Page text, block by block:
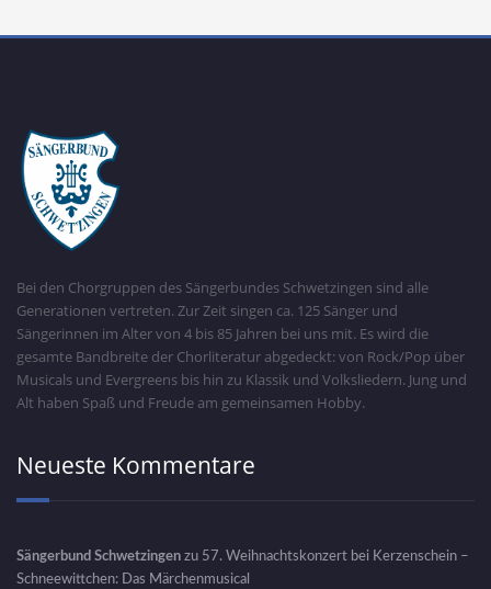
Bei den Chorgruppen des Sängerbundes Schwetzingen sind alle
Generationen vertreten. Zur Zeit singen ca. 125 Sänger und
Sängerinnen im Alter von 4 bis 85 Jahren bei uns mit. Es wird die
gesamte Bandbreite der Chorliteratur abgedeckt: von Rock/Pop über
Musicals und Evergreens bis hin zu Klassik und Volksliedern. Jung und
Alt haben Spaß und Freude am gemeinsamen Hobby.
Neueste Kommentare
Sängerbund Schwetzingen zu 57. Weihnachtskonzert bei Kerzenschein –
Schneewittchen: Das Märchenmusical